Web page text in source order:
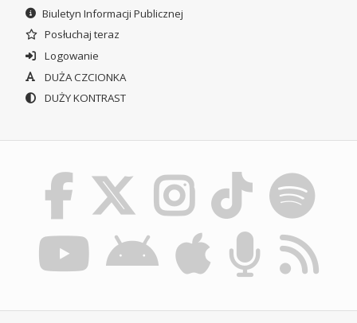
Biuletyn Informacji Publicznej
Posłuchaj teraz
Logowanie
DUŻA CZCIONKA
DUŻY KONTRAST